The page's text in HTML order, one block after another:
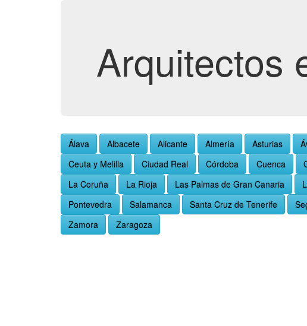
Arquitectos
Álava Albacete Alicante Almería Asturias
Ceuta y Melilla
Ciudad Real Córdoba Cuenca
La Coruña
La Rioja Las Palmas de Gran Canaria
Pontevedra
Salamanca Santa Cruz de Tenerife
Zamora
Zaragoza